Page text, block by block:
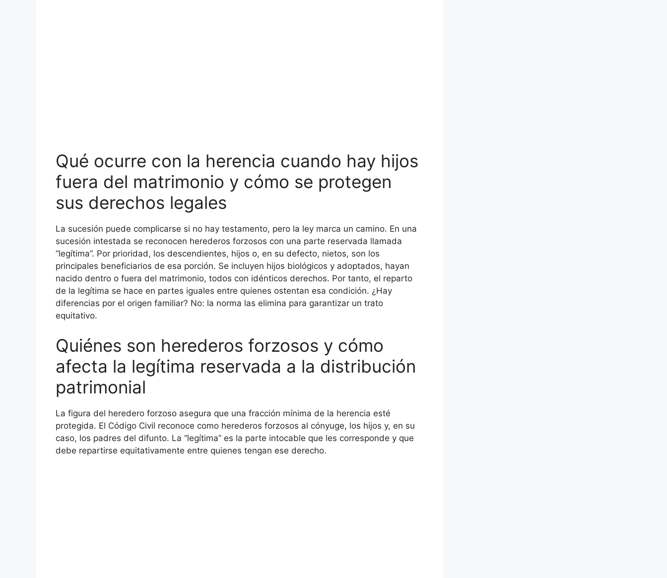
Qué ocurre con la herencia cuando hay hijos
fuera del matrimonio y cómo se protegen
sus derechos legales
La sucesión puede complicarse si no hay testamento, pero la ley marca un camino. En una
sucesión intestada se reconocen herederos forzosos con una parte reservada llamada
“legítima”. Por prioridad, los descendientes, hijos o, en su defecto, nietos, son los
principales beneficiarios de esa porción. Se incluyen hijos biológicos y adoptados, hayan
nacido dentro o fuera del matrimonio, todos con idénticos derechos. Por tanto, el reparto
de la legítima se hace en partes iguales entre quienes ostentan esa condición. ¿Hay
diferencias por el origen familiar? No: la norma las elimina para garantizar un trato
equitativo.
Quiénes son herederos forzosos y cómo
afecta la legítima reservada a la distribución
patrimonial
La figura del heredero forzoso asegura que una fracción mínima de la herencia esté
protegida. El Código Civil reconoce como herederos forzosos al cónyuge, los hijos y, en su
caso, los padres del difunto. La “legítima” es la parte intocable que les corresponde y que
debe repartirse equitativamente entre quienes tengan ese derecho.